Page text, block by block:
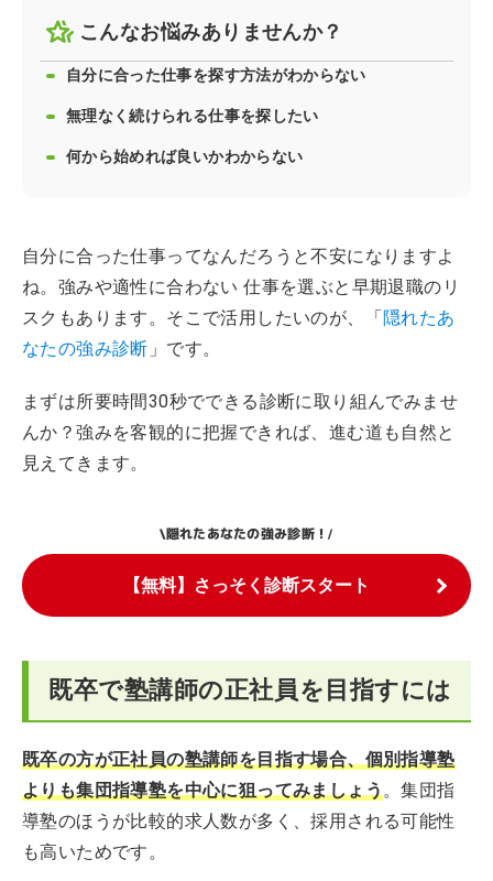
こんなお悩みありませんか？
自分に合った仕事を探す方法がわからない
無理なく続けられる仕事を探したい
何から始めれば良いかわからない
自分に合った仕事ってなんだろうと不安になりますよ
ね。強みや適性に合わない 仕事を選ぶと早期退職のリ
スクもあります。そこで活用したいのが、「隠れたあ
なたの強み診断 」です。
まずは所要時間30秒でできる診断に取り組んでみませ
んか？強みを客観的に把握できれば、進む道も自然と
見えてきます。
\隠れたあなたの強み診断！/
【無料】さっそく診断スタート
既卒で塾講師の正社員を目指すには
既卒の方が正社員の塾講師を目指す場合、個別指導塾
よりも集団指導塾を中心に狙ってみましょう。集団指
導塾のほうが比較的求人数が多く、採用される可能性
も高いためです。